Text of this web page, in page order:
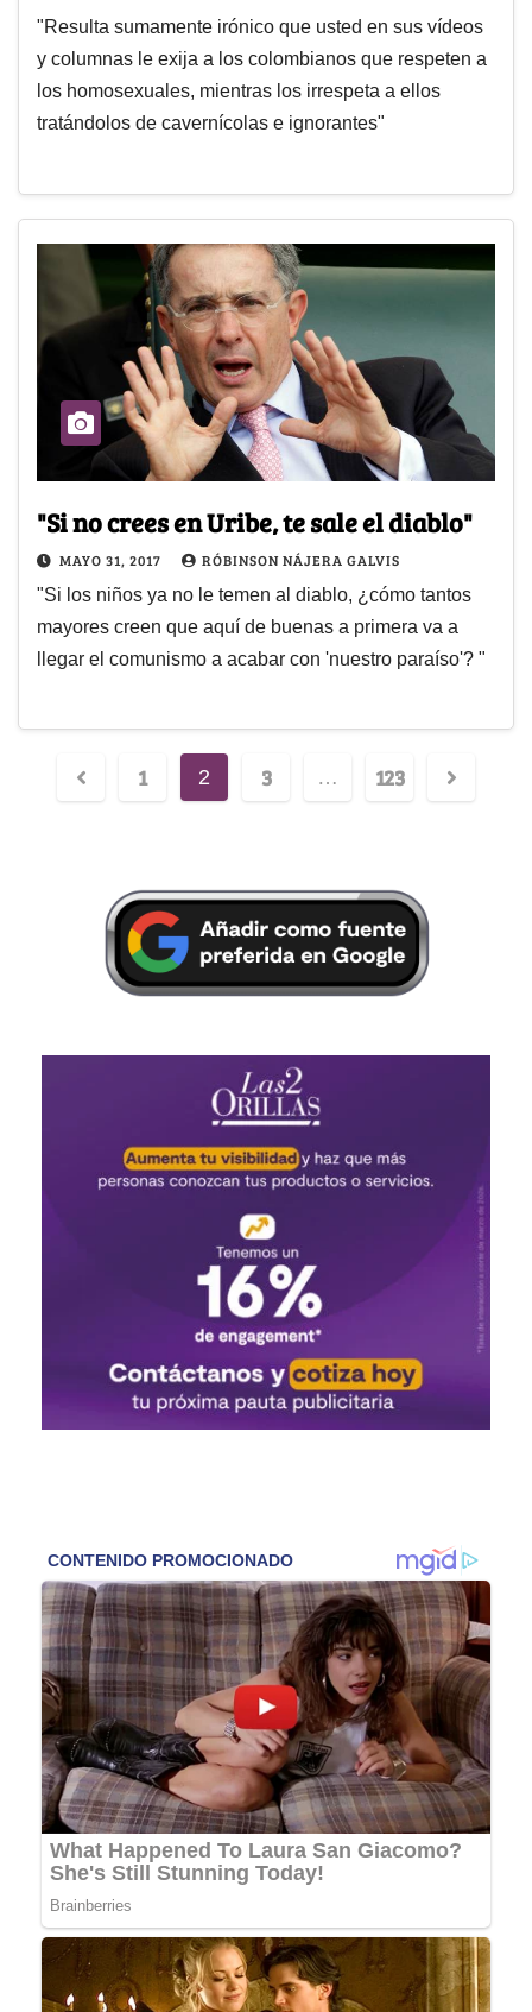
"Resulta sumamente irónico que usted en sus vídeos
y columnas le exija a los colombianos que respeten a
los homosexuales, mientras los irrespeta a ellos
tratándolos de cavernícolas e ignorantes"
"Si no crees en Uribe, te sale el diablo"
MAYO 31, 2017 RÓBINSON NÁJERA GALVIS
"Si los niños ya no le temen al diablo, ¿cómo tantos
mayores creen que aquí de buenas a primera va a
llegar el comunismo a acabar con 'nuestro paraíso'? "
1 2 3 … 123